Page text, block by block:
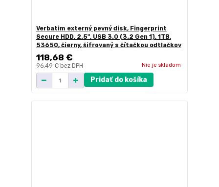
Verbatim externý pevný disk, Fingerprint
Secure HDD, 2.5", USB 3.0 (3.2 Gen 1), 1TB,
53650, čierny, šifrovaný s čítačkou odtlačkov
118,68 €
96,49 € bez DPH Nie je skladom
Pridať do košíka